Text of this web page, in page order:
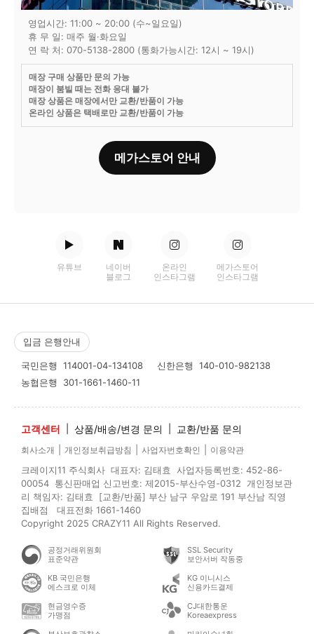
영업시간: 11:00 ~ 20:00 (수~일요일)
휴 무 일: 매주 월·화요일
연 락 처: 070-5138-2800 (통화가능시간: 12시 ~ 19시)
매장 구매 상품만 문의 가능
매장이 붐빌 때는 전화 응대 불가
매장 상품은 매장에서만 교환/반품이 가능
온라인 상품은 택배로만 교환/반품이 가능
메가스토어 안내
유튜브
네이버
블로그
온라인
인스타그램
메가스토어
인스타그램
입금 은행안내
국민은행 114001-04-134108 신한은행 140-010-982138
농협은행 301-1661-1460-11
고객센터 상품/배송/변경 문의 교환/반품 문의
회사소개 개인정보취급방침 사업자번호확인 이용약관
크레이지11 주식회사 대표자: 김태효 사업자등록번호: 452-86-
00054 통신판매업 신고번호: 제2015-부산수영-0312 개인정보관
리 책임자: 김태효 [교환/반품] 부산 남구 우암로 191 부산남 직영
집배점 대표전화 1661-1460
Copyright 2025 CRAZY11 All Rights Reserved.
공정거래위원회
표준약관
SSL Security
보안서버 작동중
KB 국민은행
에스크로 이체
KG 이니시스
신용카드결제
현금영수증
가맹점
CJ대한통운
Koreaexpress